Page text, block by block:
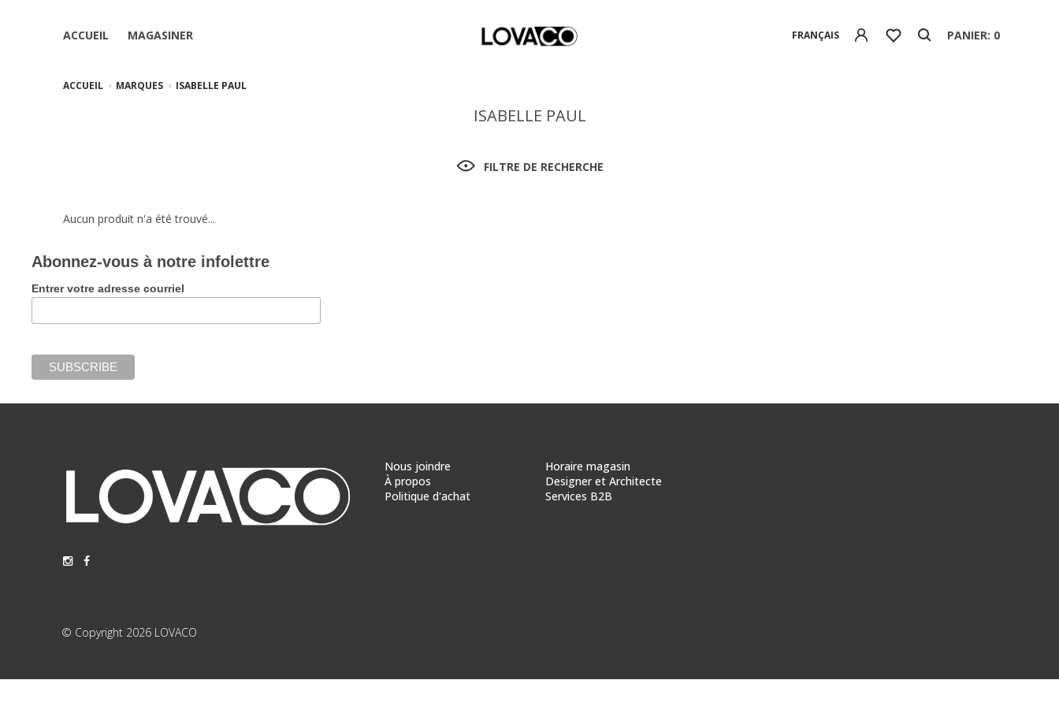
ACCUEIL MAGASINER FRANÇAIS PANIER: 0
ACCUEIL MARQUES ISABELLE PAUL
ISABELLE PAUL
FILTRE DE RECHERCHE
Aucun produit n'a été trouvé...
Abonnez-vous à notre infolettre
Entrer votre adresse courriel
Nous joindre
À propos
Politique d'achat
Horaire magasin
Designer et Architecte
Services B2B
© Copyright 2026 LOVACO